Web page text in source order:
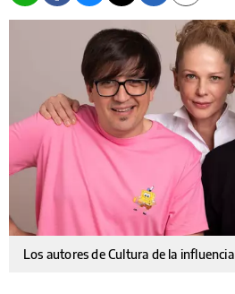
Los autores de Cultura de la influencia